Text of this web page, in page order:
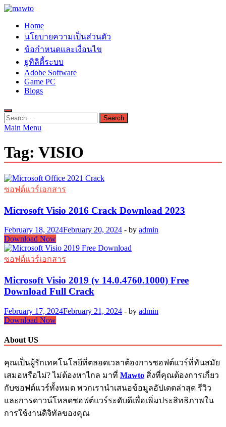
Skip
content
MAWTO
ดาวน์โหลดโปรแกรมฟรี ตัวเต็มถาวร ใหม่ 2023 ไม่ครอบลิงค์
Home
นโยบายความเป็นส่วนตัว
ข้อกำหนดและเงื่อนไข
ยูทิลิตี้ระบบ
Adobe Software
Game PC
Blogs
Search
for:
Main Menu
Tag: VISIO
ซอฟต์แวร์เอกสาร
Microsoft Visio 2016 Crack Download 2023
February 18, 2024February 20, 2024 - by admin
Microsoft
Visio
2016
Crack
Download
2023
Download Now
ซอฟต์แวร์เอกสาร
Microsoft Visio 2019 (v 14.0.4760.1000) Free
Download Full Crack
February 17, 2024February 21, 2024 - by admin
Microsoft
2019
(v
14.0.4760.1000)
Free
Download
Full
Crack
Download Now
About US
คุณเป็นผู้รักเทคโนโลยีที่ตลอดเวลาต้องการซอฟต์แวร์ที่ทันสมัย
เสมอหรือไม่? ไม่ต้องหาไกล มาที่ Mawto สิ่งที่คุณต้องการเกี่ยว
กับซอฟต์แวร์ทั้งหมด พวกเรานำเสนอข้อมูลอัปเดตล่าสุด รีวิว
และการดาวน์โหลดซอฟต์แวร์ระดับดีเพื่อเพิ่มประสิทธิภาพใน
การใช้งานดิจิทัลของคุณ